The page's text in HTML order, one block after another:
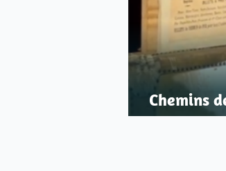
Chemins